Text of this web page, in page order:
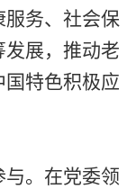
务、社会保
发展，推动老
特色积极应
。在党委领